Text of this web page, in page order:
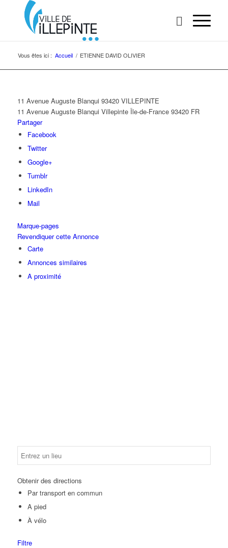
Vous êtes ici : Accueil / ETIENNE DAVID OLIVIER
11 Avenue Auguste Blanqui 93420 VILLEPINTE
11 Avenue Auguste Blanqui Villepinte Île-de-France 93420 FR
Partager
Facebook
Twitter
Google+
Tumblr
LinkedIn
Mail
Marque-pages
Revendiquer cette Annonce
Carte
Annonces similaires
A proximité
Obtenir des directions
Par transport en commun
A pied
À vélo
Filtre